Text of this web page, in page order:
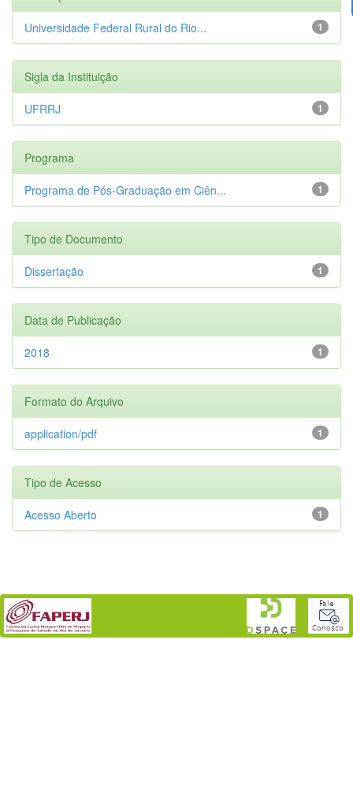
1
Universidade Federal Rural do Rio...
Sigla da Instituição
1
UFRRJ
Programa
1
Programa de Pós-Graduação em Ciên...
Tipo de Documento
1
Dissertação
Data de Publicação
1
2018
Formato do Arquivo
1
application/pdf
Tipo de Acesso
1
Acesso Aberto